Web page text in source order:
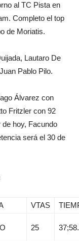
al TC Pista en
Completo el top
de Moriatis.
Lautaro De
Pablo Pilo.
Álvarez con
Fritzler con 92
hoy, Facundo
será el 30 de
VTAS
25